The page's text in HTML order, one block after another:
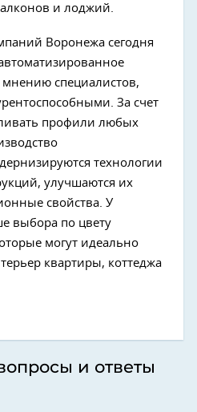
и лоджий.
Воронежа сегодня
мнению специалистов,
За счет
профили любых
технологии
улучшаются их
свойства. У
выбора по цвету
могут идеально
квартиры, коттеджа
и ответы